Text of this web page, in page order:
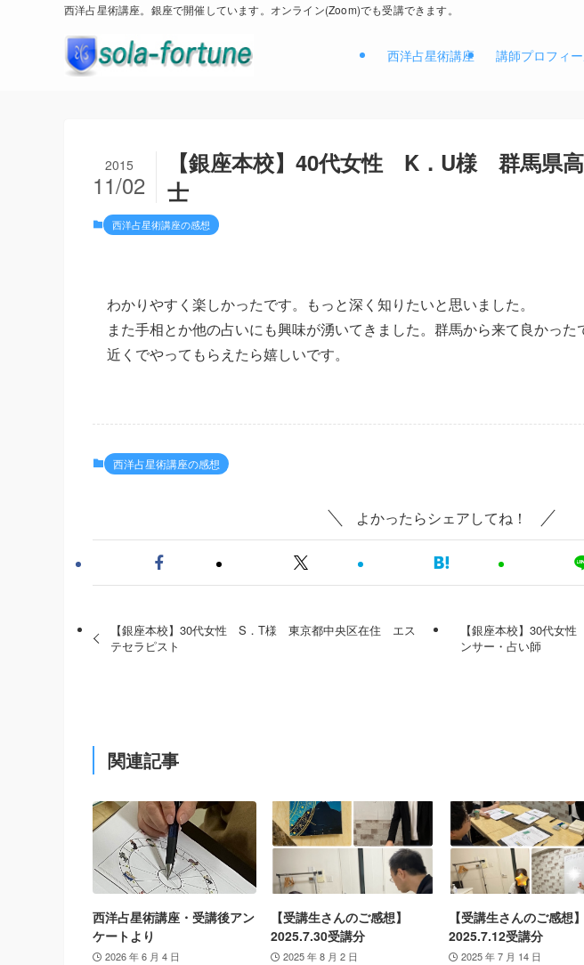
西洋占星術講座。銀座で開催しています。オンライン(Zoom)でも受講できます。
西洋占星術講座 講師プロフィ
【銀座本校】40代女性 K．U様 群馬県
士
2015
11/02
西洋占星術講座の感想
わかりやすく楽しかったです。もっと深く知りたいと思いました。
また手相とか他の占いにも興味が湧いてきました。群馬から来て良かった
近くでやってもらえたら嬉しいです。
西洋占星術講座の感想
よかったらシェアしてね！
【銀座本校】30代女性 S．T様 東京都中央区在住 エス
テセラピスト
【銀座本校】30代女
ンサー・占い師
関連記事
西洋占星術講座・受講後アン
ケートより
2026 年 6 月 4 日
【受講生さんのご感想】
2025.7.30受講分
2025 年 8 月 2 日
【受講生さんのご感想】
2025.7.12受講分
2025 年 7 月 14 日